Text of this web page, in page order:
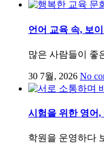
언어 교육 속, 보
많은 사람들이 좋
30 7월, 2026 No
시험을 위한 영어,
학원을 운영하다